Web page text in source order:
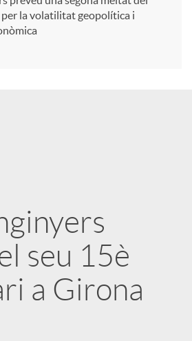
per la volatilitat geopolítica i
seu 15è
a Girona